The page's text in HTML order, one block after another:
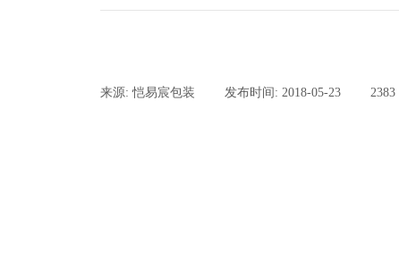
来源:恺易宸包装 发布时间: 2018-05-23 2383